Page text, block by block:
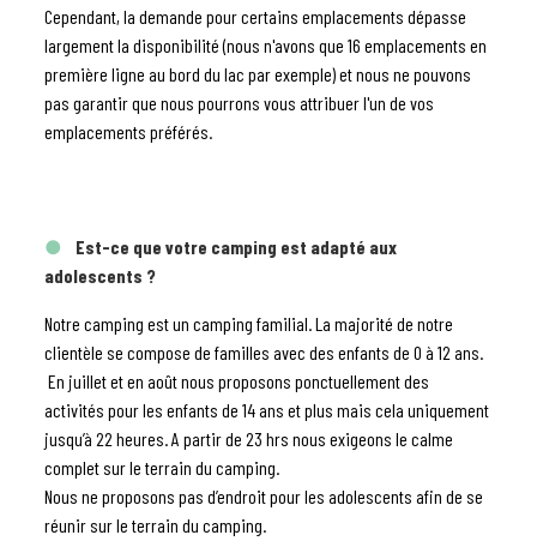
Cependant, la demande pour certains emplacements dépasse
largement la disponibilité (nous n'avons que 16 emplacements en
première ligne au bord du lac par exemple) et nous ne pouvons
pas garantir que nous pourrons vous attribuer l'un de vos
emplacements préférés.
Est-ce que votre camping est adapté aux
adolescents ?
Notre camping est un camping familial. La majorité de notre
clientèle se compose de familles avec des enfants de 0 à 12 ans.
En juillet et en août nous proposons ponctuellement des
activités pour les enfants de 14 ans et plus mais cela uniquement
jusqu’à 22 heures. A partir de 23 hrs nous exigeons le calme
complet sur le terrain du camping.
Nous ne proposons pas d’endroit pour les adolescents afin de se
réunir sur le terrain du camping.